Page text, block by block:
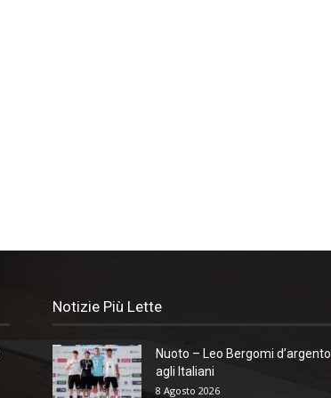
Notizie Più Lette
Nuoto – Leo Bergomi d’argento
agli Italiani
8 Agosto 2026